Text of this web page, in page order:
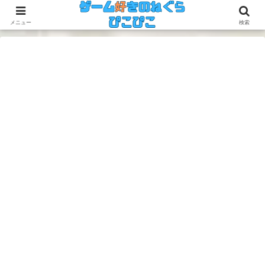
今のゲームも昔のゲームも面白い！
メニュー 検索